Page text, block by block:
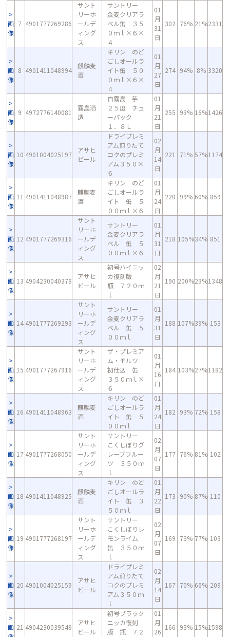
画
像
7 4901777269286
サント
リーホ
ールデ
ィング
ス
サントリー
金麦クリアラ
ベル缶 ３５
０ｍｌ×６×
４
01
月
31
日
302 76% 21%2331
画
像
8 4901411048994
麒麟麦
酒
キリン のど
ごしオールラ
イト缶 ５０
０ｍｌ×６×
４
01
月
27
日
274 94% 8% 3320
画
像
9 4972776140081
霧島酒
造
白霧島 芋
２５度 チュ
ーパック
１．８Ｌ
01
月
21
日
255 93% 16%1426
画
像
10 4901004025197
アサヒ
ビール
ドライプレミ
アム煎りたて
コクのプレミ
アム３５０×
６
02
月
14
日
221 71% 57%1174
画
像
11 4901411048987
麒麟麦
酒
キリン のど
ごしオールラ
イト 缶 ５
００ｍｌ×６
01
月
24
日
220 99% 60% 859
画
像
12 4901777269316
サント
リーホ
ールデ
ィング
ス
サントリー
金麦クリアラ
ベル 缶 ５
００ｍｌ×６
01
月
31
日
218 105%34% 851
画
像
13 4904230040378
アサヒ
ビール
初号ハイニッ
カ復刻版
瓶 ７２０ｍ
ｌ
02
月
21
日
190 200%23%1348
画
像
14 4901777269293
サント
リーホ
ールデ
ィング
ス
サントリー
金麦クリアラ
ベル 缶 ５
００ｍｌ
01
月
31
日
188 107%39% 153
画
像
15 4901777267916
サント
リーホ
ールデ
ィング
ス
ザ・プレミア
ム・モルツ
初仕込 缶
３５０ｍｌ×
６
01
月
16
日
184 103%27%1182
画
像
16 4901411048963
麒麟麦
酒
キリン のど
ごしオールラ
イト 缶 ５
００ｍｌ
01
月
24
日
182 93% 72% 158
画
像
17 4901777268050
サント
リーホ
ールデ
ィング
ス
サントリー
こくしぼりグ
レープフルー
ツ ３５０ｍ
ｌ
02
月
07
日
177 76% 81% 102
画
像
18 4901411048925
麒麟麦
酒
キリン のど
ごしオールラ
イト 缶 ３
５０ｍｌ
01
月
22
日
173 90% 87% 110
画
像
19 4901777268197
サント
リーホ
ールデ
ィング
ス
サントリー
こくしぼりレ
モンライム
缶 ３５０ｍ
ｌ
02
月
07
日
169 73% 77% 103
画
像
20 4901004025159
アサヒ
ビール
ドライプレミ
アム煎りたて
コクのプレミ
アム３５０ｍ
ｌ
02
月
14
日
167 70% 66% 209
画 21 4904230039549
アサヒ
ビール
初号ブラック
ニッカ復刻
版 瓶 ７２
01
月
26
166 93% 15%1598